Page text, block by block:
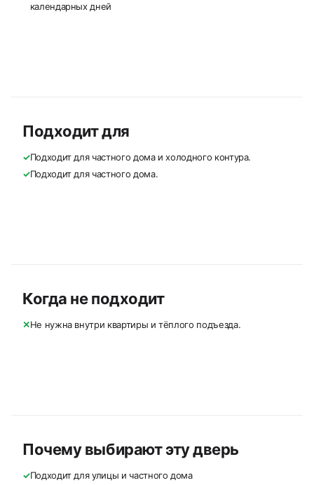
календарных дней
Подходит для
✓Подходит для частного дома и холодного контура.
✓Подходит для частного дома.
Когда не подходит
✕Не нужна внутри квартиры и тёплого подъезда.
Почему выбирают эту дверь
✓Подходит для улицы и частного дома